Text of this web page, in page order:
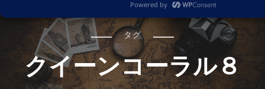
タグ
クイーンコーラル８